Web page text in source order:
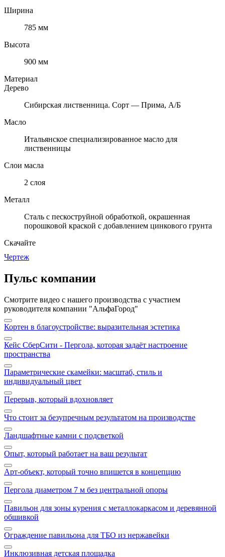
Ширина
785 мм
Высота
900 мм
Материал
Дерево
Сибирская лиственница. Сорт — Прима, А/Б
Масло
Итальянское специализированное масло для
лиственницы
Слои масла
2 слоя
Металл
Cталь с пескоструйной обработкой, окрашенная
порошковой краской с добавлением цинкового грунта
Скачайте
Чертеж
Пульс компании
Смотрите видео с нашего производства с участием
руководителя компании "АльфаГород"
Кортен в благоустройстве: выразительная эстетика
Кейс СберСити - Пергола, которая задаёт настроение
пространства
Параметрические скамейки: масштаб, стиль и
индивидуальный цвет
Перерыв, который вдохновляет
Что стоит за безупречным результатом на производстве
Ландшафтные камни с подсветкой
Опыт, который работает на ваш результат
Арт‑объект, который точно впишется в концепцию
Пергола диаметром 7 м без центральной опоры
Павильон для зоны курения с металлокаркасом и деревянной
обшивкой
Ограждение павильона для ТБО из нержавейки
Инклюзивная детская площадка